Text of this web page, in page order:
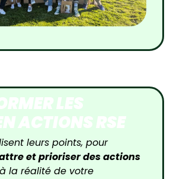
LES
ACTIONS RSE
leurs points, pour
et prioriser des actions
la réalité de votre